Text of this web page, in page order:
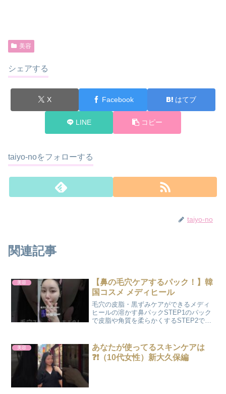
美容
シェアする
X Facebook はてブ
LINE コピー
taiyo-noをフォローする
taiyo-no
関連記事
美容
【鼻の毛穴ケアするパック！】韓
国コスメ メディヒール
毛穴の皮脂・黒ずみケアができるメディ
ヒールの溶かす鼻パックSTEP1のパック
で皮脂や角質を柔らかくするSTEP2でス
たけど、小鼻横にあった角質は無くなっ
たし鼻の毛穴...
美容
あなたが使ってるスキンケアは
❓❗️（10代女性）新大久保編